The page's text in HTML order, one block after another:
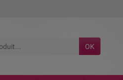
OK